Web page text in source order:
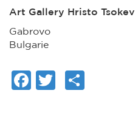
Art Gallery Hristo Tsokev
Gabrovo
Bulgarie
Facebook
Twitter